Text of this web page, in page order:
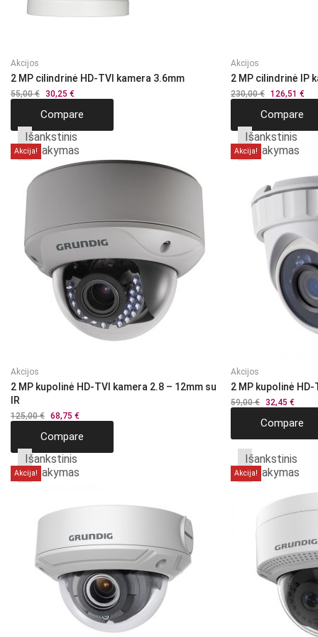
Akcijos
2 MP cilindrinė HD-TVI kamera 3.6mm
55,00€ Original
was:
55,00 €.
30,25 €
is:
Compare
Akcijos
2 MP cilindrinė IP
230,00€ Original
was:
230,00 €.
126,51 €
Compare
Akcija!
Išankstinis
užsakymas
Akcijos
2 MP kupolinė HD-TVI kamera 2.8 – 12mm su
IR
125,00€ Original
was:
125,00 €.
68,75 €
is:
Compare
Akcija!
Išankstinis
užsakymas
Akcijos
2 MP kupolinė
59,00€ Original
was:
59,00 €.
32,45 €
is:
Compare
Akcija!
Išankstinis
užsakymas
Akcija!
Išankstinis
užsakymas